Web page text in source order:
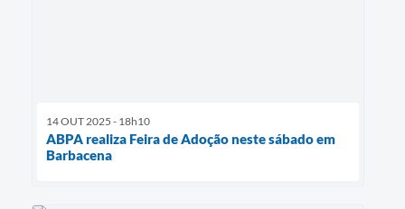
14 OUT 2025 - 18h10
ABPA realiza Feira de Adoção neste sábado em
Barbacena